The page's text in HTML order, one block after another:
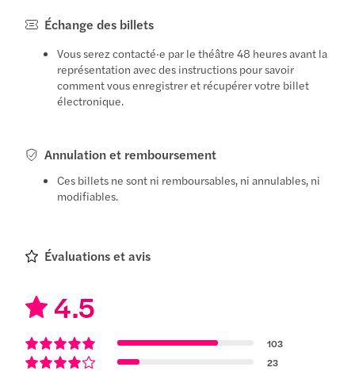
Échange des billets
Vous serez contacté·e par le théâtre 48 heures avant la
représentation avec des instructions pour savoir
comment vous enregistrer et récupérer votre billet
électronique.
Annulation et remboursement
Ces billets ne sont ni remboursables, ni annulables, ni
modifiables.
Évaluations et avis
4.5
103
23